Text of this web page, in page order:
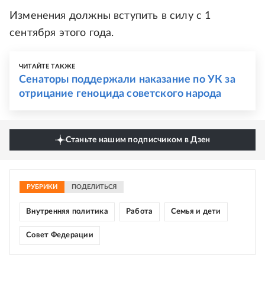
Изменения должны вступить в силу с 1
сентября этого года.
ЧИТАЙТЕ ТАКЖЕ
Сенаторы поддержали наказание по УК за
отрицание геноцида советского народа
Станьте нашим подписчиком в Дзен
РУБРИКИ ПОДЕЛИТЬСЯ
Внутренняя политика Работа Семья и дети
Совет Федерации